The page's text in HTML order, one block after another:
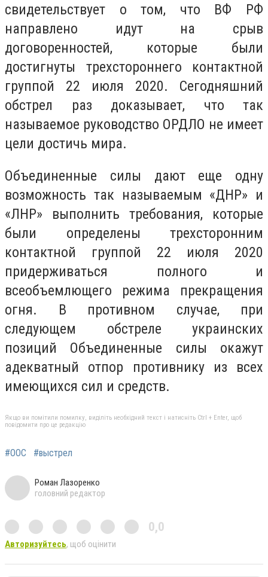
свидетельствует о том, что ВФ РФ
направлено идут на срыв
договоренностей, которые были
достигнуты трехстороннего контактной
группой 22 июля 2020. Сегодняшний
обстрел раз доказывает, что так
называемое руководство ОРДЛО не имеет
цели достичь мира.
Объединенные силы дают еще одну
возможность так называемым «ДНР» и
«ЛНР» выполнить требования, которые
были определены трехсторонним
контактной группой 22 июля 2020
придерживаться полного и
всеобъемлющего режима прекращения
огня. В противном случае, при
следующем обстреле украинских
позиций Объединенные силы окажут
адекватный отпор противнику из всех
имеющихся сил и средств.
Якщо ви помітили помилку, виділіть необхідний текст і натисніть Ctrl + Enter, щоб
повідомити про це редакцію
#ООС #выстрел
Роман Лазоренко
головний редактор
0,0
Авторизуйтесь, щоб оцінити